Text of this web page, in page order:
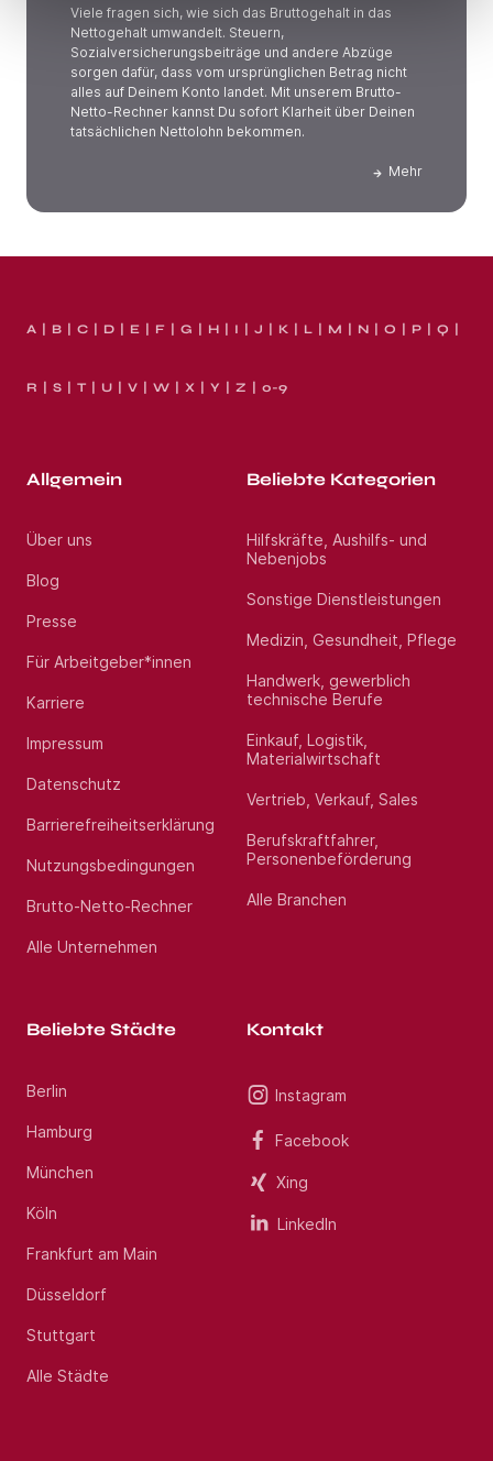
Viele fragen sich, wie sich das Bruttogehalt in das
Nettogehalt umwandelt. Steuern,
Sozialversicherungsbeiträge und andere Abzüge
sorgen dafür, dass vom ursprünglichen Betrag nicht
alles auf Deinem Konto landet. Mit unserem Brutto-
Netto-Rechner kannst Du sofort Klarheit über Deinen
tatsächlichen Nettolohn bekommen.
Mehr
A B C D E F G H I J K L M N O P Q
R S T U V W X Y Z 0-9
Allgemein
Über uns
Blog
Presse
Für Arbeitgeber*innen
Karriere
Impressum
Datenschutz
Barrierefreiheitserklärung
Nutzungsbedingungen
Brutto-Netto-Rechner
Alle Unternehmen
Beliebte Kategorien
Hilfskräfte, Aushilfs- und
Nebenjobs
Sonstige Dienstleistungen
Medizin, Gesundheit, Pflege
Handwerk, gewerblich
technische Berufe
Einkauf, Logistik,
Materialwirtschaft
Vertrieb, Verkauf, Sales
Berufskraftfahrer,
Personenbeförderung
Alle Branchen
Beliebte Städte
Berlin
Hamburg
München
Köln
Frankfurt am Main
Düsseldorf
Stuttgart
Alle Städte
Kontakt
Instagram
Facebook
Xing
LinkedIn